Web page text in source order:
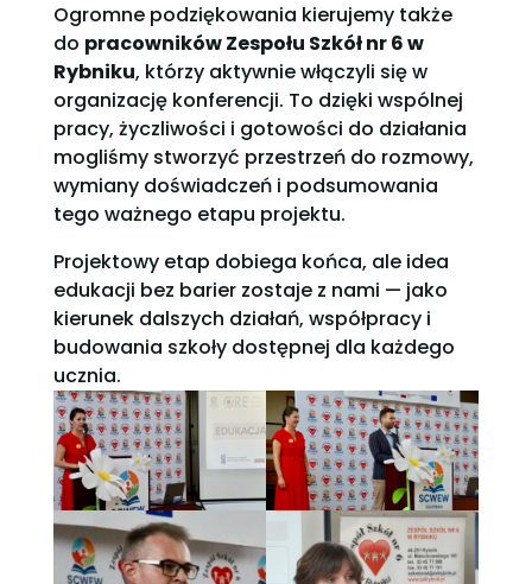
Ogromne podziękowania kierujemy także
do pracowników Zespołu Szkół nr 6 w
Rybniku, którzy aktywnie włączyli się w
organizację konferencji. To dzięki wspólnej
pracy, życzliwości i gotowości do działania
mogliśmy stworzyć przestrzeń do rozmowy,
wymiany doświadczeń i podsumowania
tego ważnego etapu projektu.
Projektowy etap dobiega końca, ale idea
edukacji bez barier zostaje z nami — jako
kierunek dalszych działań, współpracy i
budowania szkoły dostępnej dla każdego
ucznia.